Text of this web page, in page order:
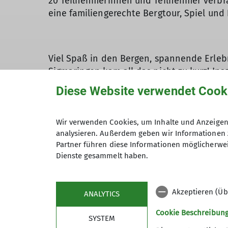
eine familiengerechte Bergtour, Spiel und
Viel Spaß in den Bergen, spannende
Sigmaringen kam all das nicht zu kurz!
familienfreundlichen Haus Schattwald im
perfekten Wandertag für junge
gemütlich im 3er-Sessellift nach oben
natürlich sein.
und so wurde kurzerhand auch der
Zurück am Haus ließen die
genug hatten: Slackline, Spielplatz und
Diese Website verwendet
Wir verwenden Cookies, um Inhalte und
analysieren. Außerdem geben wir
Partner führen diese Informationen
Dienste gesammelt haben.
ANALYTICS
SYSTEM
Akzeptieren
Cookie